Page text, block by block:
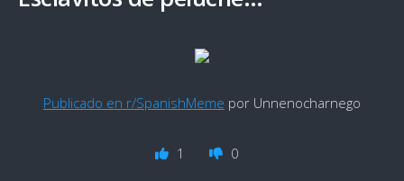
Publicado en r/SpanishMeme por Unnenocharnego
1 0